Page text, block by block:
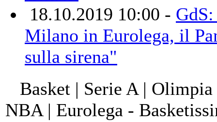
18.10.2019 10:00 -
Milano in Eurolega, il
sulla sirena"
Basket | Serie A |
NBA | Eurolega -